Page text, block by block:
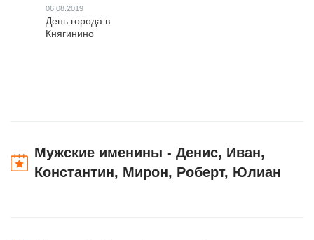
06.08.2019
День города в
Княгинино
Мужские именины - Денис, Иван,
Константин, Мирон, Роберт, Юлиан